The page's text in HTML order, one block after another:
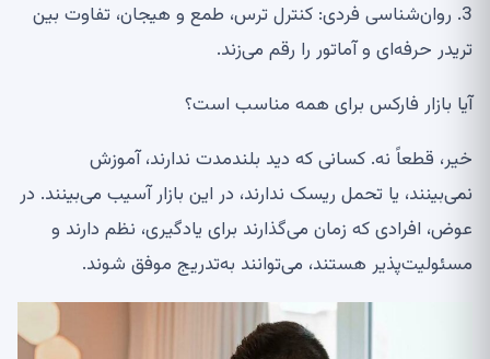
3. روان‌شناسی فردی: کنترل ترس، طمع و هیجان، تفاوت بین
تریدر حرفه‌ای و آماتور را رقم می‌زند.
آیا بازار فارکس برای همه مناسب است؟
خیر، قطعاً نه. کسانی که دید بلندمدت ندارند، آموزش
نمی‌بینند، یا تحمل ریسک ندارند، در این بازار آسیب می‌بینند. در
عوض، افرادی که زمان می‌گذارند برای یادگیری، نظم دارند و
مسئولیت‌پذیر هستند، می‌توانند به‌تدریج موفق شوند.